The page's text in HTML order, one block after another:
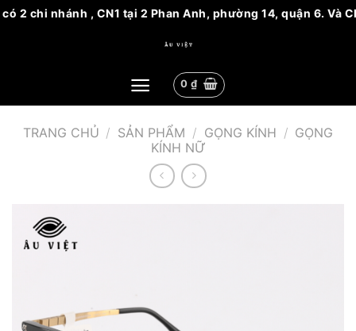
nhánh , CN1 tại 2 Phan Anh, phường 14, quận 6. Và CN2
0 ₫
TRANG CHỦ / SẢN PHẨM / GỌNG KÍNH / GỌNG
KÍNH NỮ